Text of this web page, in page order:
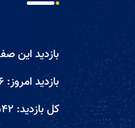
بازدید این
بازدید امروز:
کل بازدید: